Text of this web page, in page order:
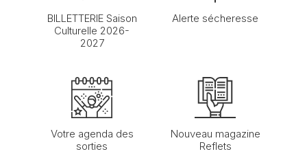
BILLETTERIE Saison
Culturelle 2026-
2027
Alerte sécheresse
Votre agenda des
sorties
Nouveau magazine
Reflets